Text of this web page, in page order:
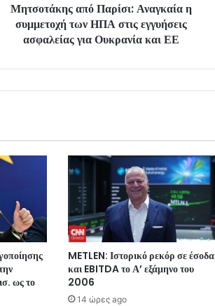
Μητσοτάκης από Παρίσι: Αναγκαία η
συμμετοχή των ΗΠΑ στις εγγυήσεις
ασφαλείας για Ουκρανία και ΕΕ
ως το
METLEN: Ιστορικό ρεκόρ σε έσοδα
και EBITDA το Α’ εξάμηνο του
2006
14 ώρες ago